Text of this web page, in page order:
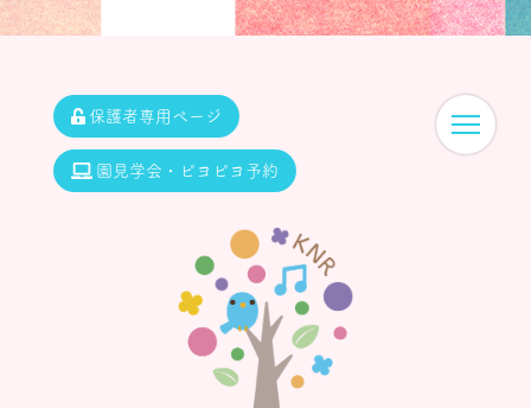
保護者専用ページ
園見学会・ピヨピヨ予約